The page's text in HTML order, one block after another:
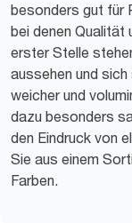
besonders gut für
bei denen Qualität
erster Stelle
aussehen und
weicher und
dazu besonders
den Eindruck von
Sie aus einem
Farben.